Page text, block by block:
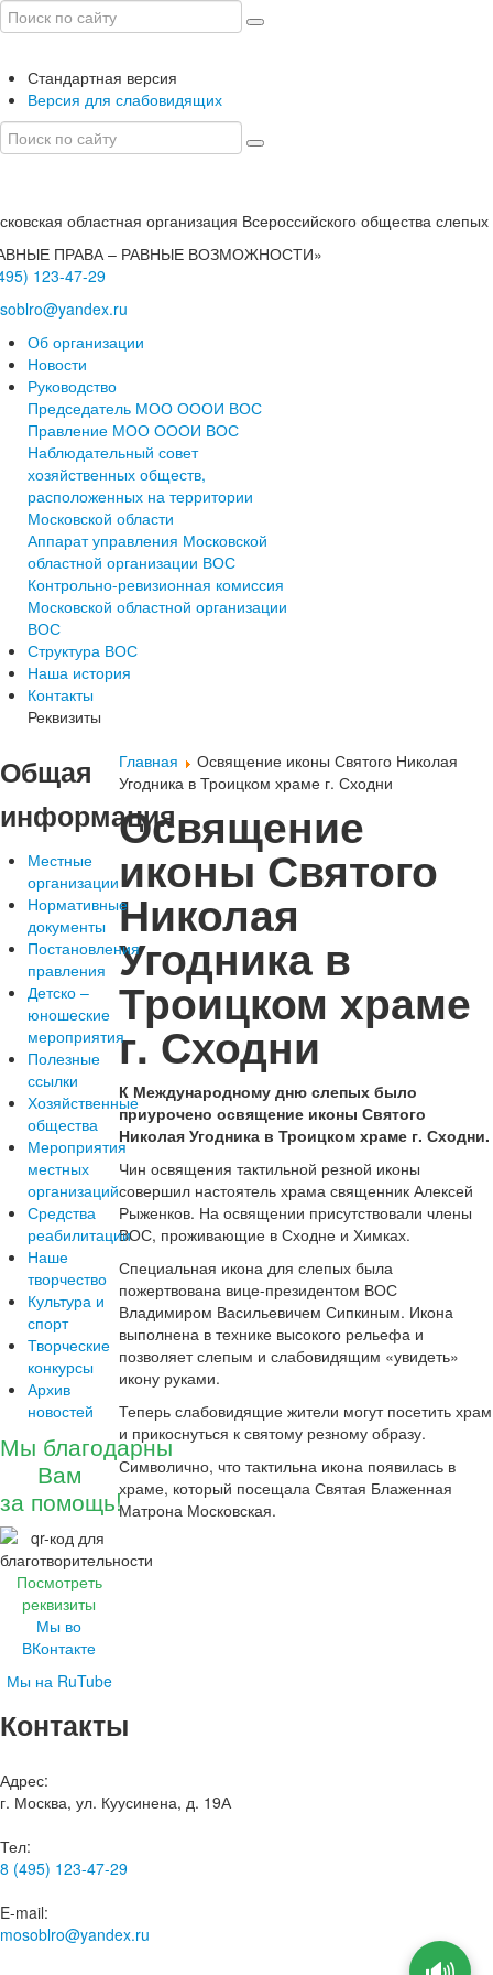
Стандартная версия
Версия для слабовидящих
областная организация Всероссийского общества слепых
ПРАВА – РАВНЫЕ ВОЗМОЖНОСТИ»
123-47-29
Об организации
Новости
Руководство
Председатель МОО ОООИ ВОС
Правление МОО ОООИ ВОС
Наблюдательный совет
хозяйственных обществ,
расположенных на территории
Московской области
Аппарат управления Московской
областной организации ВОС
Контрольно-ревизионная комиссия
Московской областной организации
ВОС
Структура ВОС
Наша история
Контакты
Реквизиты
Главная
Освящение иконы Святого Николая
Угодника в Троицком храме г. Сходни
Освящение
иконы Святого
Николая
Угодника в
Троицком храме
г. Сходни
К Международному дню слепых было
приурочено освящение иконы Святого
Николая Угодника в Троицком храме г. Сходни.
Чин освящения тактильной резной иконы
совершил настоятель храма священник Алексей
Рыженков. На освящении присутствовали члены
ВОС, проживающие в Сходне и Химках.
Специальная икона для слепых была
пожертвована вице-президентом ВОС
Владимиром Васильевичем Сипкиным. Икона
выполнена в технике высокого рельефа и
позволяет слепым и слабовидящим «увидеть»
икону руками.
Теперь слабовидящие жители могут посетить храм
и прикоснуться к святому резному образу.
Символично, что тактильна икона появилась в
храме, который посещала Святая Блаженная
Матрона Московская.
Общая
информация
Местные
организации
Нормативные
документы
Постановления
правления
Детско –
юношеские
мероприятия
Полезные
ссылки
Хозяйственные
общества
Мероприятия
местных
организаций
Средства
реабилитации
Наше
творчество
Культура и
спорт
Творческие
конкурсы
Архив
новостей
Мы благодарны
Вам
за помощь!
Посмотреть
реквизиты
Мы во
ВКонтакте
Мы на RuTube
Контакты
Адрес:
г. Москва, ул. Куусинена, д. 19А
Тел:
8 (495) 123-47-29
E-mail:
mosoblro@yandex.ru